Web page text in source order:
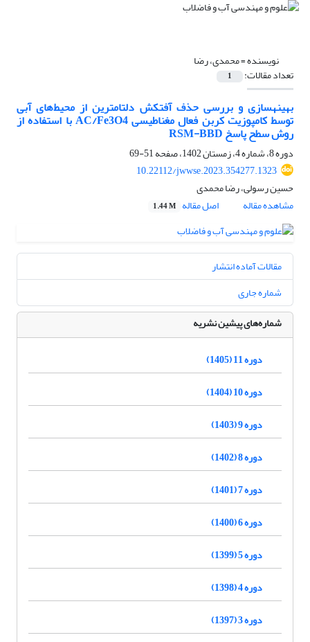
نویسنده =محمدی، رضا
تعداد مقالات: 1
بهینه‎سازی و بررسی حذف آفت‎کش دلتامترین از محیط‌های آبی
توسط کامپوزیت کربن فعال مغناطیسی AC/Fe3O4 با استفاده از
روش سطح پاسخ RSM-BBD
دوره 8، شماره 4، زمستان 1402، صفحه
51-69
10.22112/jwwse.2023.354277.1323
حسین رسولی، رضا محمدی
مشاهده مقاله
اصل مقاله 1.44 M
مقالات آماده انتشار
شماره جاری
شماره‌های پیشین نشریه
دوره 11 (1405)
دوره 10 (1404)
دوره 9 (1403)
دوره 8 (1402)
دوره 7 (1401)
دوره 6 (1400)
دوره 5 (1399)
دوره 4 (1398)
دوره 3 (1397)